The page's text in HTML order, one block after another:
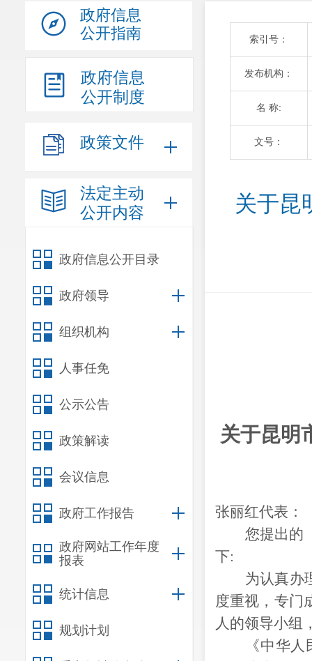
政府信息
公开指南
政府信息
公开制度
政策文件
法定主动
公开内容
政府信息公开目录
政府领导
组织机构
人事任免
公示公告
政策解读
会议信息
政府工作报告
政府网站工作年度
报表
统计信息
规划计划
索引号：
发布机构：
名 称:
文号：
关于昆
关于昆明
张丽红代表：
您提出的
下:
为认真办
度重视，专门
人的领导小组
《中华